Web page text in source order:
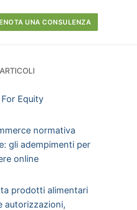
UNA CONSULENZA
Equity
normativa
gli adempimenti per
online
prodotti alimentari
autorizzazioni,